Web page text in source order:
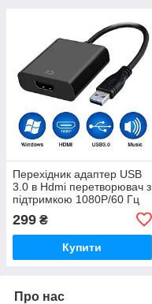
Перехідник адаптер USB
3.0 в Hdmi перетворювач з
підтримкою 1080P/60 Гц
299 ₴
Купити
Про нас